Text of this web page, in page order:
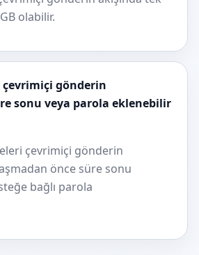
olabilir.
gönderin
sonu veya parola eklenebilir
çevrimiçi gönderin
önce süre sonu
bağlı parola